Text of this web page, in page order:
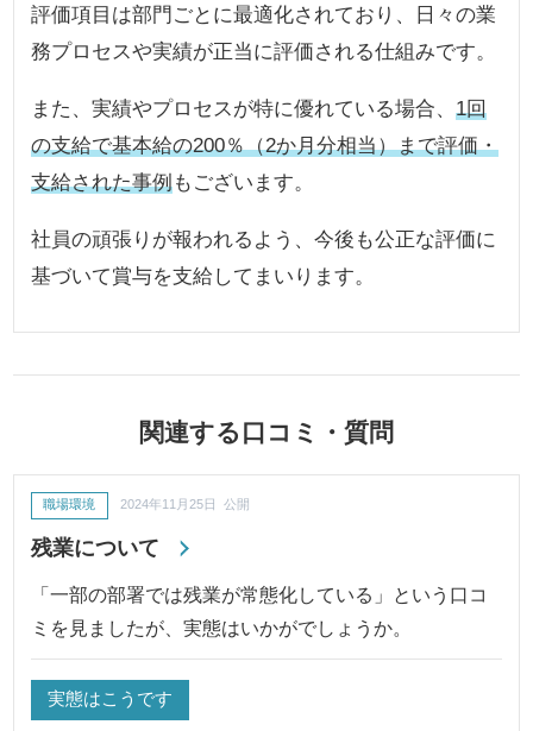
評価項目は部門ごとに最適化されており、日々の業
務プロセスや実績が正当に評価される仕組みです。
また、実績やプロセスが特に優れている場合、1回
の支給で基本給の200％（2か月分相当）まで評価・
支給された事例もございます。
社員の頑張りが報われるよう、今後も公正な評価に
基づいて賞与を支給してまいります。
関連する口コミ・質問
残業について
職場環境 2024年11月25日 公開
「一部の部署では残業が常態化している」という口コ
ミを見ましたが、実態はいかがでしょうか。
実態はこうです